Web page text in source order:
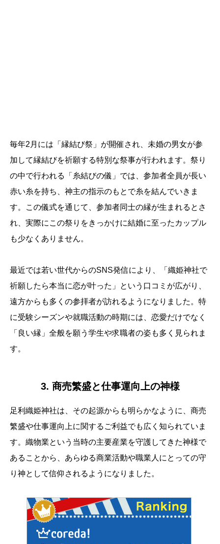
毎年2月には「縁結び祭」が開催され、未婚の男女が参
加して縁結びを祈願する特別な祭事が行われます。祭り
の中で行われる「糸結びの儀」では、参加者全員が長い
赤い糸を持ち、神主の指示のもとで糸を結んでいきま
す。この儀式を通じて、参加者同士の縁が生まれるとさ
れ、実際にこの祭りをきっかけに結婚に至ったカップル
も少なくありません。
最近では若い世代からのSNS発信により、「織姫神社で
祈願したら本当に恋が叶った」という口コミが広がり、
遠方からも多くの参拝者が訪れるようになりました。特
に受験シーズンや就職活動の時期には、恋愛だけでなく
「良い縁」全般を願う学生や求職者の姿も多く見られま
す。
3. 商売繁盛と仕事運向上の神様
足利織姫神社は、その起源からも明らかなように、商売
繁盛や仕事運向上に関するご利益でも広く知られていま
す。織物業という当時の主要産業を守護してきた神様で
あることから、あらゆる商業活動や職業人にとっての守
り神として信仰されるようになりました。